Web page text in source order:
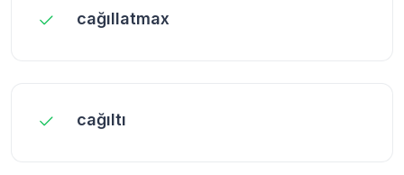
cağıllatmax
cağıltı